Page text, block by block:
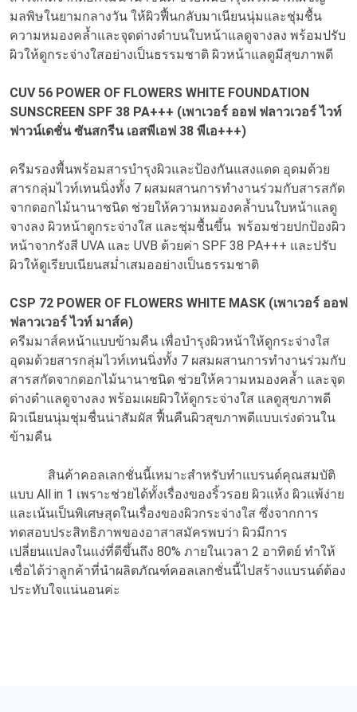
มลพิษในยามกลางวัน ให้ผิวฟื้นกลับมาเนียนนุ่มและชุ่มชื้น
ความหมองคล้ำและจุดด่างดำบนใบหน้าแลดูจางลง พร้อมปรับ
ผิวให้ดูกระจ่างใสอย่างเป็นธรรมชาติ ผิวหน้าแลดูมีสุขภาพดี
CUV 56 POWER OF FLOWERS WHITE FOUNDATION
SUNSCREEN SPF 38 PA+++ (เพาเวอร์ ออฟ ฟลาวเวอร์ ไวท์
ฟาวน์เดชั่น ซันสกรีน เอสพีเอฟ 38 พีเอ+++)
ครีมรองพื้นพร้อมสารบำรุงผิวและป้องกันแสงแดด อุดมด้วย
สารกลุ่มไวท์เทนนิ่งทั้ง 7 ผสมผสานการทำงานร่วมกับสารสกัด
จากดอกไม้นานาชนิด ช่วยให้ความหมองคล้ำบนใบหน้าแลดู
จางลง ผิวหน้าดูกระจ่างใส และชุ่มชื้นขึ้น พร้อมช่วยปกป้องผิว
หน้าจากรังสี UVA และ UVB ด้วยค่า SPF 38 PA+++ และปรับ
ผิวให้ดูเรียบเนียนสม่ำเสมออย่างเป็นธรรมชาติ
CSP 72 POWER OF FLOWERS WHITE MASK (เพาเวอร์ ออฟ
ฟลาวเวอร์ ไวท์ มาส์ค)
ครีมมาส์คหน้าแบบข้ามคืน เพื่อบำรุงผิวหน้าให้ดูกระจ่างใส
อุดมด้วยสารกลุ่มไวท์เทนนิ่งทั้ง 7 ผสมผสานการทำงานร่วมกับ
สารสกัดจากดอกไม้นานาชนิด ช่วยให้ความหมองคล้ำ และจุด
ด่างดำแลดูจางลง พร้อมเผยผิวให้ดูกระจ่างใส แลดูสุขภาพดี
ผิวเนียนนุ่มชุ่มชื่นน่าสัมผัส ฟื้นคืนผิวสุขภาพดีแบบเร่งด่วนใน
ข้ามคืน
สินค้าคอลเลกชั่นนี้เหมาะสำหรับทำแบรนด์คุณสมบัติ
แบบ All in 1 เพราะช่วยได้ทั้งเรื่องของริ้วรอย ผิวแห้ง ผิวแพ้ง่าย
และเน้นเป็นพิเศษสุดในเรื่องของผิวกระจ่างใส ซึ่งจากการ
ทดสอบประสิทธิภาพของอาสาสมัครพบว่า ผิวมีการ
เปลี่ยนแปลงในแง่ที่ดีขึ้นถึง 80% ภายในเวลา 2 อาทิตย์ ทำให้
เชื่อได้ว่าลูกค้าที่นำผลิตภัณฑ์คอลเลกชั่นนี้ไปสร้างแบรนด์ต้อง
ประทับใจแน่นอนค่ะ